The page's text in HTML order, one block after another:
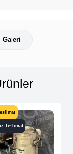
Galeri
Teslimat